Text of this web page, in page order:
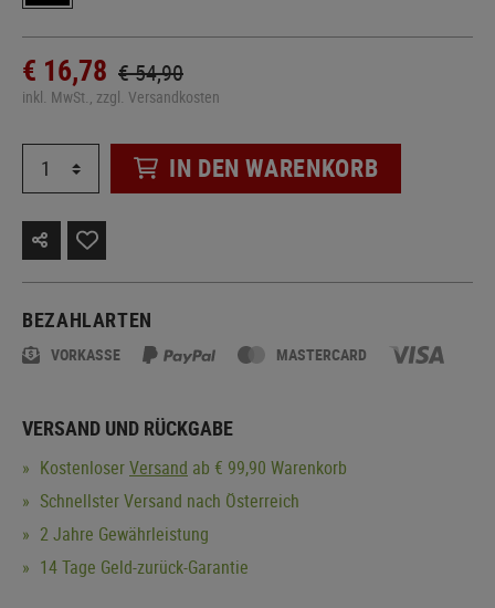
€ 16,78 € 54,90
inkl. MwSt., zzgl. Versandkosten
IN DEN WARENKORB
BEZAHLARTEN
VORKASSE MASTERCARD
VERSAND UND RÜCKGABE
KostenloserVersand ab € 99,90 Warenkorb
Schnellster Versand nach Österreich
2 Jahre Gewährleistung
14 Tage Geld-zurück-Garantie